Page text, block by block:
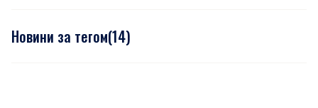
Новини за тегом(14)